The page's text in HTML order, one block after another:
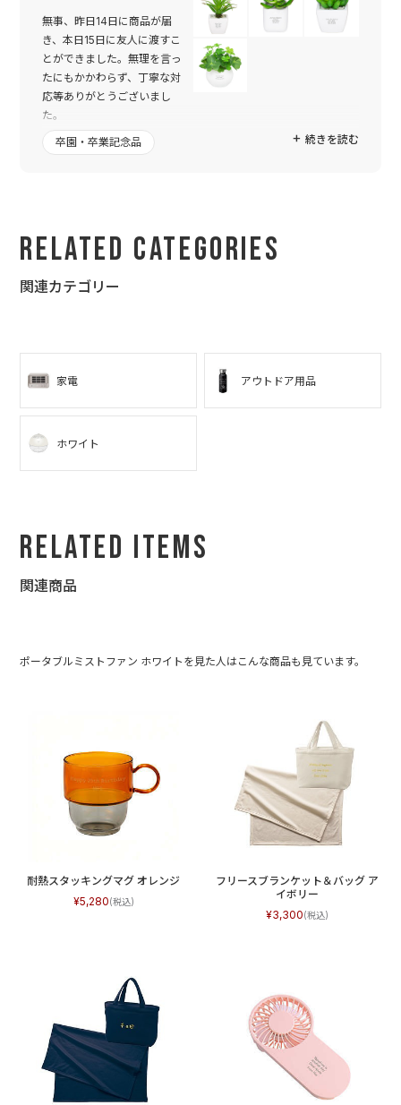
無事、昨日14日に商品が届
き、本日15日に友人に渡すこ
とができました。無理を言っ
たにもかかわらず、丁寧な対
応等ありがとうございまし
た。
私の分も購入したのですが、到着してさっそく開けさせていただ
また機会があれば注文したいと思います。本当にありがとうござ
いました。
続きを読む
卒園・卒業記念品
Related Categories
関連カテゴリー
家電 アウトドア用品
ホワイト
Related Items
関連商品
ポータブルミストファン ホワイトを見た人はこんな商品も見ています。
耐熱スタッキングマグ オレンジ
5,280
フリースブランケット＆バッグ ア
イボリー
3,300